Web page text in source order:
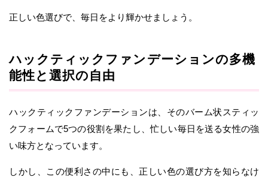
正しい色選びで、毎日をより輝かせましょう。
ハックティックファンデーションの多機
能性と選択の自由
ハックティックファンデーションは、そのバーム状スティッ
クフォームで5つの役割を果たし、忙しい毎日を送る女性の強
い味方となっています。
しかし、この便利さの中にも、正しい色の選び方を知らなけ